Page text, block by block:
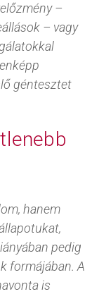
–
– vagy
géntesztet
hanem
pedig
formájában. A
is